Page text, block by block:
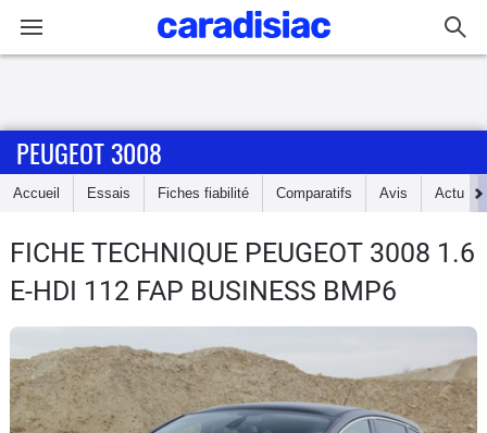
Accueil
Essais
Guide
d'achat
Electriques
PEUGEOT 3008
Accueil Essais Fiches fiabilité Comparatifs Avis Actu
FICHE TECHNIQUE PEUGEOT 3008 1.6
E-HDI 112 FAP BUSINESS BMP6